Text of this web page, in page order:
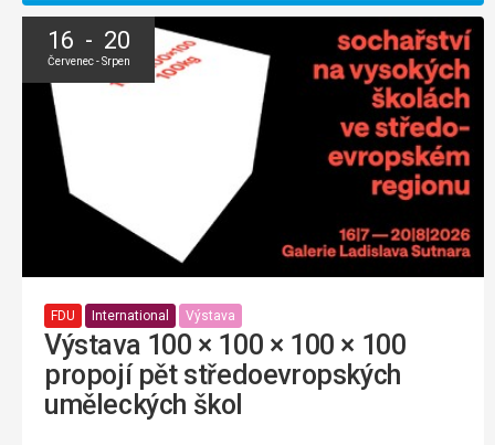
16 - 20
Červenec - Srpen
FDU International Výstava
Výstava 100 × 100 × 100 × 100
propojí pět středoevropských
uměleckých škol